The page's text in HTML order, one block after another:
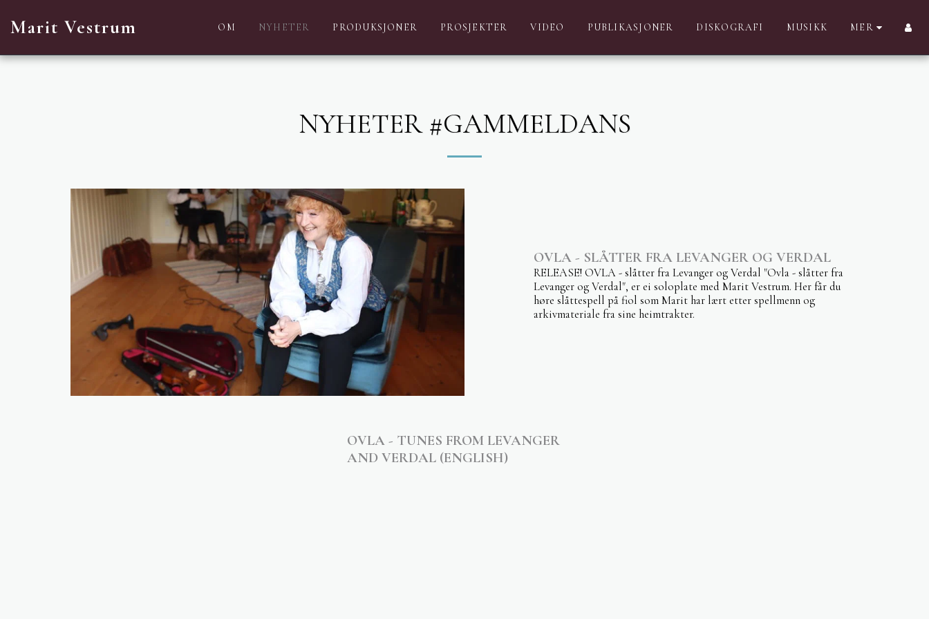
Marit Vestrum OM NYHETER PRODUKSJONER PROSJEKTER VIDEO PUBLIKASJONER DISKOGRAFI MUSIKK MER
NYHETER #GAMMELDANS
OVLA - SLÅTTER FRA LEVANGER OG VERDAL
RELEASE! OVLA - slåtter fra Levanger og Verdal "Ovla - slåtter fra
Levanger og Verdal", er ei soloplate med Marit Vestrum. Her får du
høre slåttespell på fiol som Marit har lært etter spellmenn og
arkivmateriale fra sine heimtrakter.
OVLA - TUNES FROM LEVANGER
AND VERDAL (ENGLISH)